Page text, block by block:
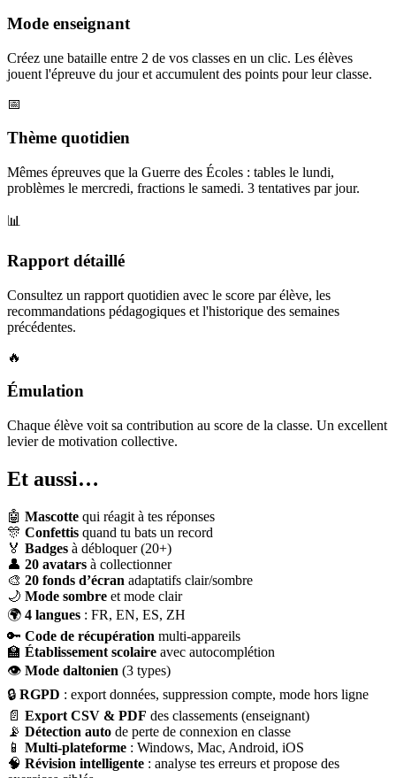
Mode enseignant
Créez une bataille entre 2 de vos classes en un clic. Les élèves
jouent l'épreuve du jour et accumulent des points pour leur classe.
📅
Thème quotidien
Mêmes épreuves que la Guerre des Écoles : tables le lundi,
problèmes le mercredi, fractions le samedi. 3 tentatives par jour.
📊
Rapport détaillé
Consultez un rapport quotidien avec le score par élève, les
recommandations pédagogiques et l'historique des semaines
précédentes.
🔥
Émulation
Chaque élève voit sa contribution au score de la classe. Un excellent
levier de motivation collective.
Et aussi…
🤖 Mascotte qui réagit à tes réponses
🎊 Confettis quand tu bats un record
🏅 Badges à débloquer (20+)
👤 20 avatars à collectionner
🎨 20 fonds d’écran adaptatifs clair/sombre
🌙 Mode sombre et mode clair
🌍 4 langues : FR, EN, ES, ZH
🔑 Code de récupération multi-appareils
🏫 Établissement scolaire avec autocomplétion
👁 Mode daltonien (3 types)
🔒 RGPD : export données, suppression compte, mode hors ligne
📄 Export CSV & PDF des classements (enseignant)
📡 Détection auto de perte de connexion en classe
📱 Multi-plateforme : Windows, Mac, Android, iOS
🧠 Révision intelligente : analyse tes erreurs et propose des